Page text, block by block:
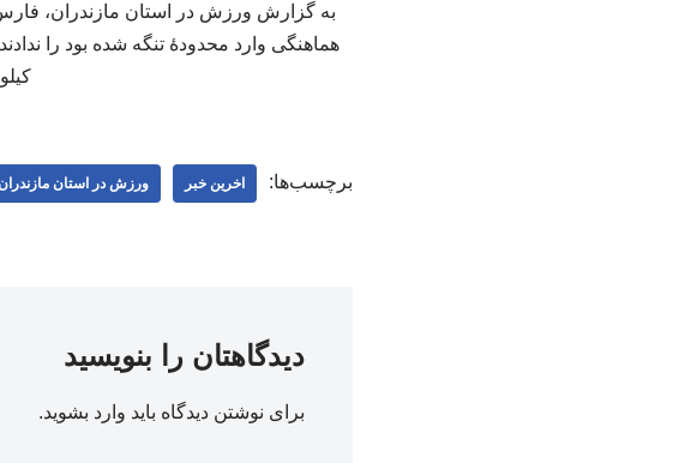
به گزارش ورزش در استان مازندران،
هماهنگی وارد محدودۀ تنگه شده بود را
برچسب‌ها: اخرین خبر ورزش در استان مازندران
دیدگاهتان را بنویسید
برای نوشتن دیدگاه باید وارد بشوید.